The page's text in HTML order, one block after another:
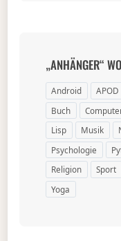
„ANHÄNGER“
Android APOD
Buch
Lisp
Musik
Psychologie
Religion
Sport
Yoga